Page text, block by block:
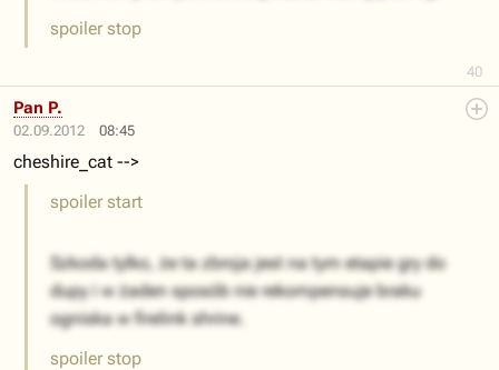
40
spoiler stop
02.09.2012 08:45
Pan P.
cheshire_cat -->
spoiler start
Szkoda tylko, że ta zbroja jest na tym etapie gry do
dupy i w żaden sposób nie rekompensuje braku
ogniska w firelink shrine.
spoiler stop